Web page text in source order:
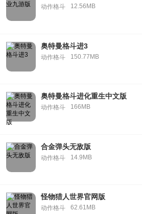
动作格斗 12.56MB
奥特曼格斗进3
动作格斗 150.77MB
奥特曼格斗进化重生中文版
动作格斗 166MB
合金弹头无敌版
动作格斗 14.9MB
怪物猎人世界官网版
动作格斗 62.61MB